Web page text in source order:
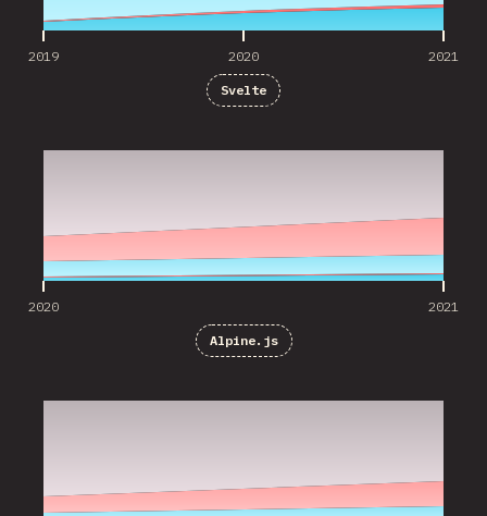
2019 2020 2021
Svelte
2020 2021
Alpine.js